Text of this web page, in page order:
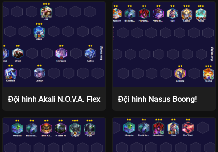
Đội hình Akali N.O.V.A. Flex Đội hình Nasus Boong!